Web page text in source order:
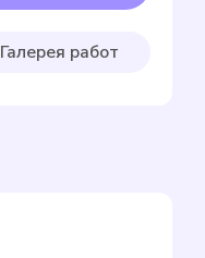
Галерея работ